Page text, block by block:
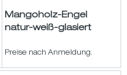
Mangoholz-Engel
natur-weiß-glasiert
Preise nach Anmeldung.